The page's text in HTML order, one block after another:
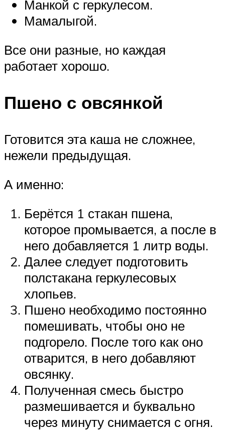
Манкой с геркулесом.
Мамалыгой.
Все они разные, но каждая
работает хорошо.
Пшено с овсянкой
Готовится эта каша не сложнее,
нежели предыдущая.
А именно:
Берётся 1 стакан пшена,
которое промывается, а после в
него добавляется 1 литр воды.
Далее следует подготовить
полстакана геркулесовых
хлопьев.
Пшено необходимо постоянно
помешивать, чтобы оно не
подгорело. После того как оно
отварится, в него добавляют
овсянку.
Полученная смесь быстро
размешивается и буквально
через минуту снимается с огня.